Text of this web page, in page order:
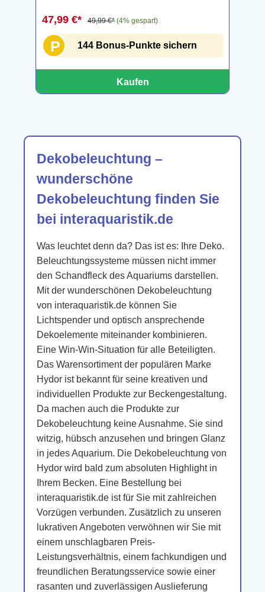
47,99 €* 49,99 €* (4% gespart)
P 144 Bonus-Punkte sichern
Kaufen
Dekobeleuchtung –
wunderschöne
Dekobeleuchtung finden Sie
bei interaquaristik.de
Was leuchtet denn da? Das ist es: Ihre Deko.
Beleuchtungssysteme müssen nicht immer
den Schandfleck des Aquariums darstellen.
Mit der wunderschönen Dekobeleuchtung
von interaquaristik.de können Sie
Lichtspender und optisch ansprechende
Dekoelemente miteinander kombinieren.
Eine Win-Win-Situation für alle Beteiligten.
Das Warensortiment der populären Marke
Hydor ist bekannt für seine kreativen und
individuellen Produkte zur Beckengestaltung.
Da machen auch die Produkte zur
Dekobeleuchtung keine Ausnahme. Sie sind
witzig, hübsch anzusehen und bringen Glanz
in jedes Aquarium. Die Dekobeleuchtung von
Hydor wird bald zum absoluten Highlight in
Ihrem Becken. Eine Bestellung bei
interaquaristik.de ist für Sie mit zahlreichen
Vorzügen verbunden. Zusätzlich zu unseren
lukrativen Angeboten verwöhnen wir Sie mit
einem unschlagbaren Preis-
Leistungsverhältnis, einem fachkundigen und
freundlichen Beratungsservice sowie einer
rasanten und zuverlässigen Auslieferung